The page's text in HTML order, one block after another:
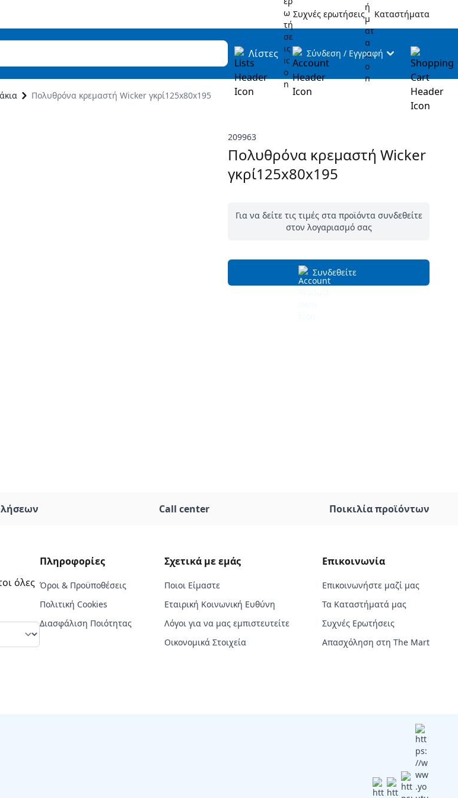
Συχνές ερωτήσεις Καταστήματα
Λίστες Σύνδεση / Εγγραφή
Πολυθρόνα κρεμαστή Wicker γκρί125x80x195
209963
Πολυθρόνα κρεμαστή Wicker
γκρί125x80x195
Για να δείτε τις τιμές στα προϊόντα συνδεθείτε
στον λογαριασμό σας
Συνδεθείτε
Call center Ποικιλία προϊόντων
όλες
Πληροφορίες
Όροι & Προϋποθέσεις
Πολιτική Cookies
Διασφάλιση Ποιότητας
Σχετικά με εμάς
Ποιοι Είμαστε
Εταιρική Κοινωνική Ευθύνη
Λόγοι για να μας εμπιστευτείτε
Οικονομικά Στοιχεία
Επικοινωνία
Επικοινωνήστε μαζί μας
Τα Καταστήματά μας
Συχνές Ερωτήσεις
Απασχόληση στη The Mart